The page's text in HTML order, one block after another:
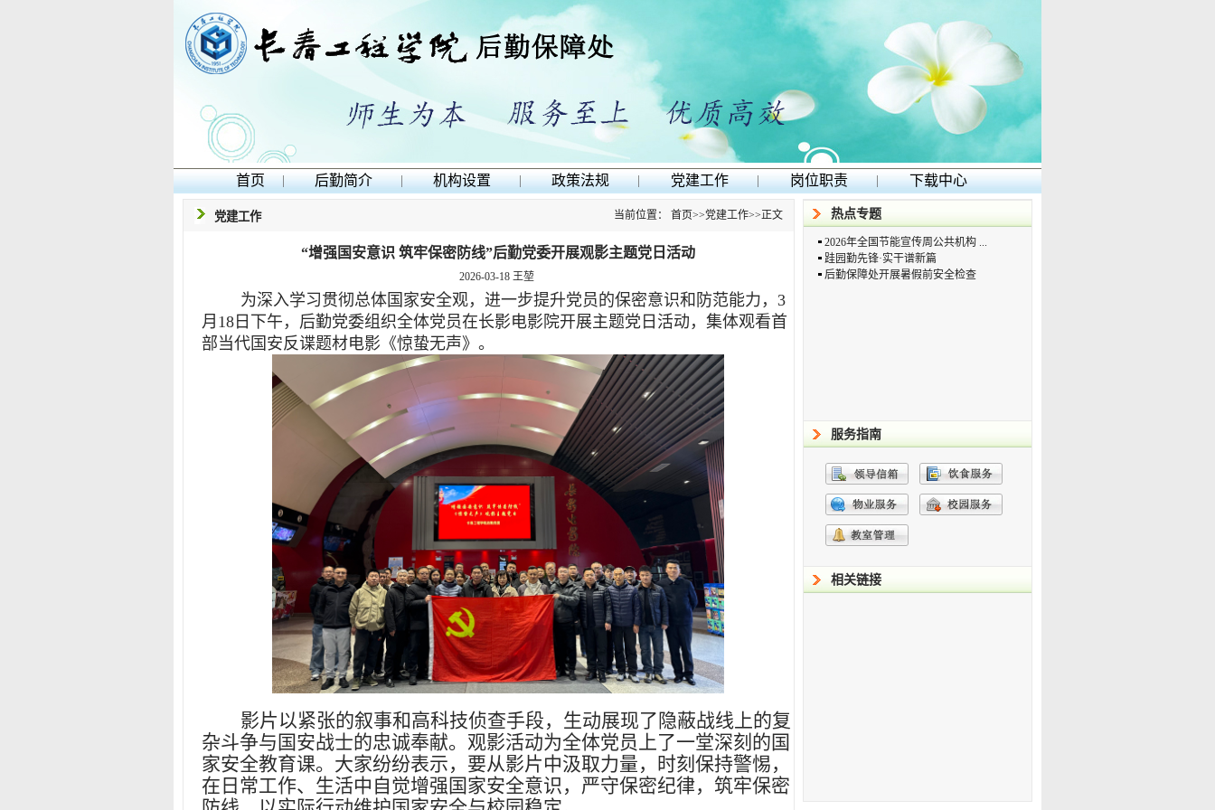
首页 | 后勤简介 | 机构设置 | 政策法规 | 党建工作 | 岗位职责 | 下载中心
党建工作 当前位置： 首页>>党建工作>>正文
“增强国安意识 筑牢保密防线”后勤党委开展观影主题党日活动
2026-03-18 王堃
为深入学习贯彻总体国家安全观，进一步提升党员的保密意识和防范能力，3
月18日下午，后勤党委组织全体党员在长影电影院开展主题党日活动，集体观看首
部当代国安反谍题材电影《惊蛰无声》。
影片以紧张的叙事和高科技侦查手段，生动展现了隐蔽战线上的复
杂斗争与国安战士的忠诚奉献。观影活动为全体党员上了一堂深刻的国
家安全教育课。大家纷纷表示，要从影片中汲取力量，时刻保持警惕，
在日常工作、生活中自觉增强国家安全意识，严守保密纪律，筑牢保密
热点专题
2026年全国节能宣传周公共机构 ...
跬园勤先锋·实干谱新篇
后勤保障处开展暑假前安全检查
服务指南
相关链接